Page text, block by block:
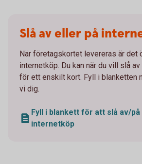
Slå av eller på
När företagskortet levereras är det
internetköp. Du kan när du vill slå
för ett enskilt kort. Fyll i blanketten
vi dig.
Fyll i blankett för att slå av/
internetköp